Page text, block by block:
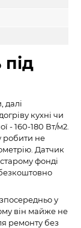
під
далі
кухні чи
- 160-180 Вт/м2.
робити не
Датчик
фонді
у
він майже не
ремонту без